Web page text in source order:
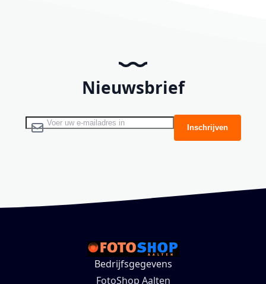
Nieuwsbrief
Abonneer u op onze nieuwsbrief Inschrijven
Bedrijfsgegevens
FotoShop Aalten